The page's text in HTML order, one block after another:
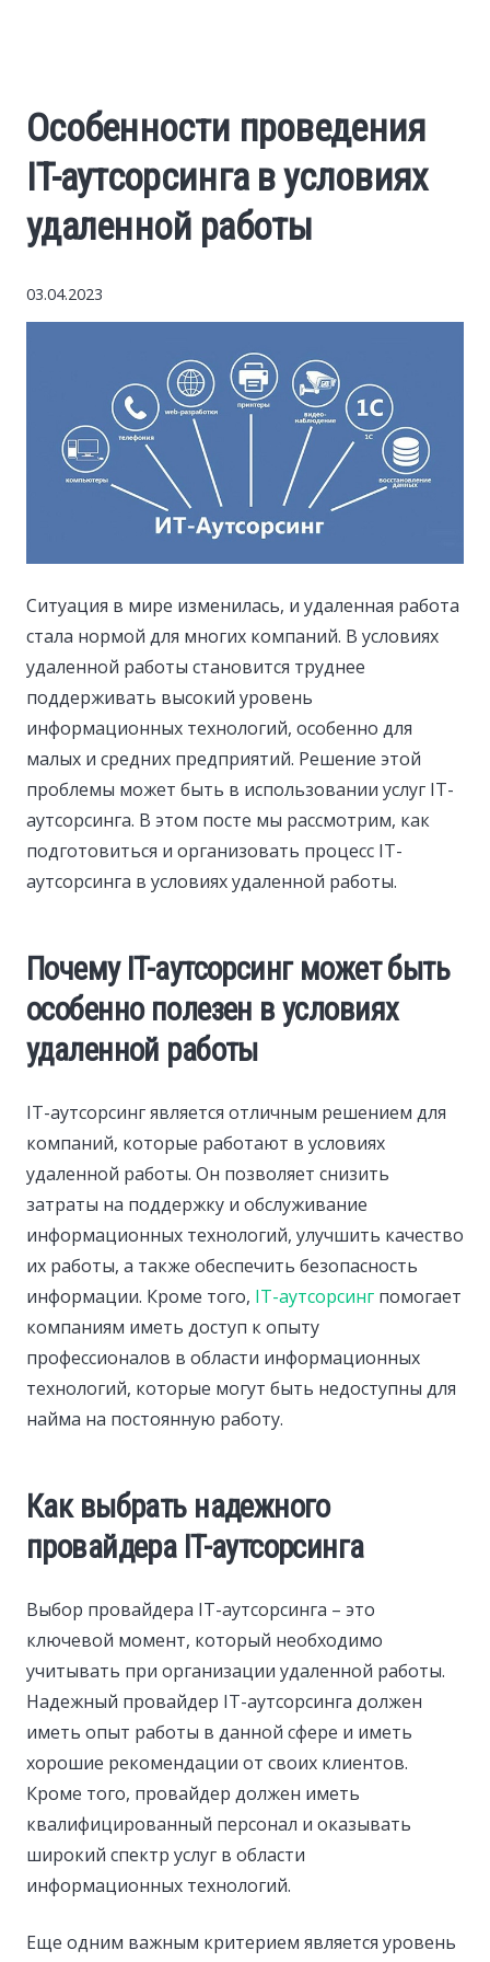
Construction
Auto
Tourism
Особенности проведения
IT-аутсорсинга в условиях
удаленной работы
03.04.2023
Ситуация в мире изменилась, и удаленная работа
стала нормой для многих компаний. В условиях
удаленной работы становится труднее
поддерживать высокий уровень
информационных технологий, особенно для
малых и средних предприятий. Решение этой
проблемы может быть в использовании услуг IT-
аутсорсинга. В этом посте мы рассмотрим, как
подготовиться и организовать процесс IT-
аутсорсинга в условиях удаленной работы.
Почему IT-аутсорсинг может быть
особенно полезен в условиях
удаленной работы
IT-аутсорсинг является отличным решением для
компаний, которые работают в условиях
удаленной работы. Он позволяет снизить
затраты на поддержку и обслуживание
информационных технологий, улучшить качество
их работы, а также обеспечить безопасность
информации. Кроме того, IT-аутсорсинг помогает
компаниям иметь доступ к опыту
профессионалов в области информационных
технологий, которые могут быть недоступны для
найма на постоянную работу.
Как выбрать надежного
провайдера IT-аутсорсинга
Выбор провайдера IT-аутсорсинга – это
ключевой момент, который необходимо
учитывать при организации удаленной работы.
Надежный провайдер IT-аутсорсинга должен
иметь опыт работы в данной сфере и иметь
хорошие рекомендации от своих клиентов.
Кроме того, провайдер должен иметь
квалифицированный персонал и оказывать
широкий спектр услуг в области
информационных технологий.
Еще одним важным критерием является уровень